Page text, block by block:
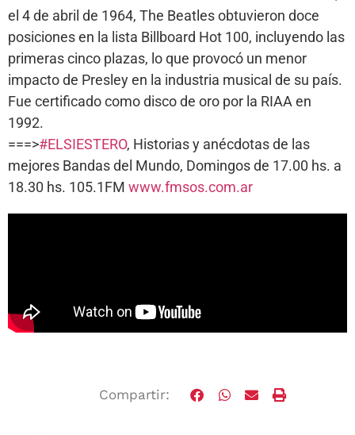
el 4 de abril de 1964, The Beatles obtuvieron doce
posiciones en la lista Billboard Hot 100, incluyendo las
primeras cinco plazas, lo que provocó un menor
impacto de Presley en la industria musical de su país.
Fue certificado como disco de oro por la RIAA en
1992.
===>#ELSIESTERO, Historias y anécdotas de las
mejores Bandas del Mundo, Domingos de 17.00 hs. a
18.30 hs. 105.1FM www.fmsos.com.ar
Compartir: